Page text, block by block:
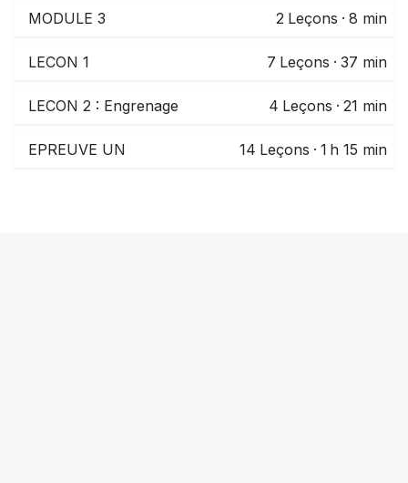
MODULE 3 2 Leçons · 8 min
LECON 1 7 Leçons · 37 min
LECON 2 : Engrenage 4 Leçons · 21 min
EPREUVE UN 14 Leçons · 1 h 15 min